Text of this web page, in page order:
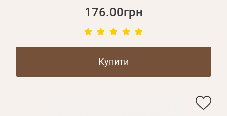
176.00грн
Купити